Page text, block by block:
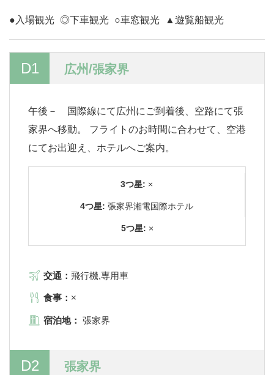
●入場観光 ◎下車観光 ○車窓観光 ▲遊覧船観光
D1 広州/張家界
午後－ 国際線にて広州にご到着後、空路にて張
家界へ移動。 フライトのお時間に合わせて、空港
にてお出迎え、ホテルへご案内。
3つ星: ×
4つ星: 張家界湘電国際ホテル
5つ星: ×
交通： 飛行機,専用車
食事： ×
宿泊地： 張家界
D2 張家界